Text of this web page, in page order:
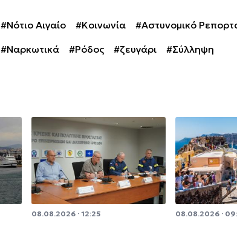
#Νότιο Αιγαίο #Κοινωνία
#Αστυνομικό
#Ναρκωτικά
#Ρόδος #ζευγάρι #Σύλληψη
08.08.2026 · 12:25 08.08.2026 ·